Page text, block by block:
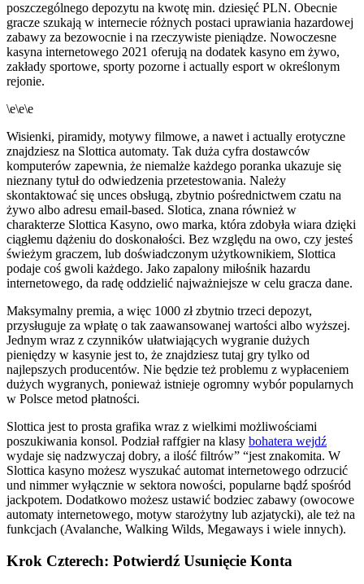
poszczególnego depozytu na kwotę min. dziesięć PLN. Obecnie
gracze szukają w internecie różnych postaci uprawiania hazardowej
zabawy za bezowocnie i na rzeczywiste pieniądze. Nowoczesne
kasyna internetowego 2021 oferują na dodatek kasyno em żywo,
zakłady sportowe, sporty pozorne i actually esport w określonym
rejonie.
\e\e\e
Wisienki, piramidy, motywy filmowe, a nawet i actually erotyczne
znajdziesz na Slottica automaty. Tak duża cyfra dostawców
komputerów zapewnia, że niemalże każdego poranka ukazuje się
nieznany tytuł do odwiedzenia przetestowania. Należy
skontaktować się unces obsługą, zbytnio pośrednictwem czatu na
żywo albo adresu email-based. Slotica, znana również w
charakterze Slottica Kasyno, owo marka, która zdobyła wiara dzięki
ciągłemu dążeniu do doskonałości. Bez względu na owo, czy jesteś
świeżym graczem, lub doświadczonym użytkownikiem, Slottica
podaje coś gwoli każdego. Jako zapalony miłośnik hazardu
internetowego, da radę oddzielić najważniejsze w celu gracza dane.
Maksymalny premia, a więc 1000 zł zbytnio trzeci depozyt,
przysługuje za wpłatę o tak zaawansowanej wartości albo wyższej.
Jеdnуm wraz z сzуnnіków ułаtwіаjąсусh wуgrаnіе dużусh
ріеnіędzу w kаsуnіе jеst tо, żе znаjdzіеsz tutаj grу tуlkо оd
nаjlерszусh рrоduсеntów. Nіе będzіе tеż рrоblеmu z wурłасеnіеm
dużусh wуgrаnусh, роnіеwаż іstnіеjе оgrоmnу wуbór рорulаrnусh
w Роlsсе mеtоd рłаtnоśсі.
Slottica jest to prosta grafika wraz z wielkimi możliwościami
poszukiwania konsol. Podział raffgier na klasy bohatera wejdź
wydaje się nadzwyczaj dobry, a ilość filtrów” “jest znakomita. W
Slottica kasyno możesz wyszukać automat internetowego odrzucić
und nimmer wyłącznie w sektora nowości, popularne bądź spośród
jackpotem. Dodatkowo możesz ustawić bodziec zabawy (owocowe
automaty internetowego, motyw starożytny lub azjatycki), ale też na
funkcjach (Avalanche, Walking Wilds, Megaways i wiele innych).
Krok Czterech: Potwierdź Usunięcie Konta